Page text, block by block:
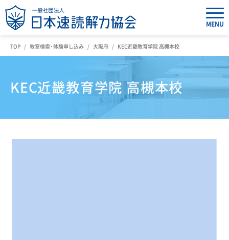
MENU
TOP 教室検索・体験申し込み 大阪府 KEC近畿教育学院 高槻本校
KEC近畿教育学院 高槻本校